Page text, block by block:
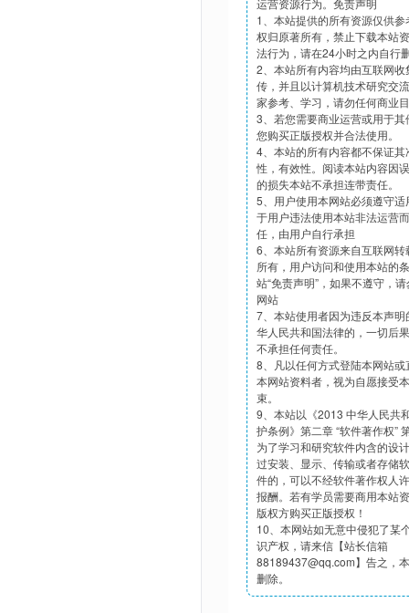
运营资源行为。免责声明
1、本站提供的所有资源仅供
权归原著所有，禁止下载本站
法行为，请在24小时之内自行
2、本站所有内容均由互联网
传，并且以计算机技术研究交
家参考、学习，请勿任何商业
3、若您需要商业运营或用于
您购买正版授权并合法使用。
4、本站的所有内容都不保证
性，有效性。阅读本站内容因
的损失本站不承担连带责任。
5、用户使用本网站必须遵守
于用户违法使用本站非法运营
任，由用户自行承担
6、本站所有资源来自互联网
所有，用户访问和使用本站的
站“免责声明”，如果不遵守，
网站
7、本站使用者因为违反本声
华人民共和国法律的，一切后
不承担任何责任。
8、凡以任何方式登陆本网站
本网站资料者，视为自愿接受
束。
9、本站以《2013 中华人民共
护条例》第二章 “软件著作权”
为了学习和研究软件内含的设
过安装、显示、传输或者存储
件的，可以不经软件著作权人
报酬。若有学员需要商用本站
版权方购买正版授权！
10、本网站如无意中侵犯了某
识产权，请来信【站长信箱
88189437@qq.com】告之，
删除。